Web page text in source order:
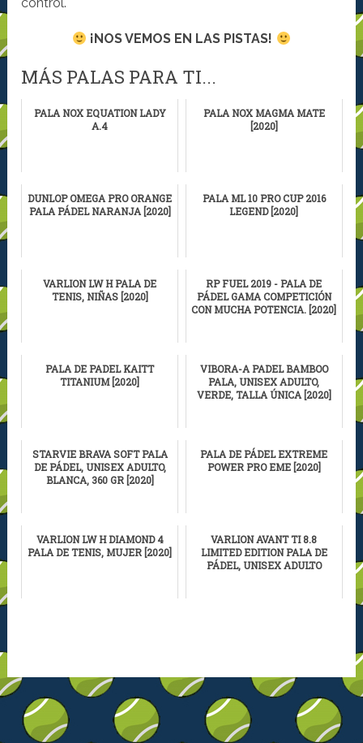
control.
¡NOS VEMOS EN LAS PISTAS!
MÁS PALAS PARA TI...
PALA NOX EQUATION LADY
A.4
PALA NOX MAGMA MATE
[2020]
DUNLOP OMEGA PRO ORANGE
PALA PÁDEL NARANJA [2020]
PALA ML 10 PRO CUP 2016
LEGEND [2020]
VARLION LW H PALA DE
TENIS, NIÑAS [2020]
RP FUEL 2019 - PALA DE
PÁDEL GAMA COMPETICIÓN
CON MUCHA POTENCIA. [2020]
PALA DE PADEL KAITT
TITANIUM [2020]
VIBORA-A PADEL BAMBOO
PALA, UNISEX ADULTO,
VERDE, TALLA ÚNICA [2020]
STARVIE BRAVA SOFT PALA
DE PÁDEL, UNISEX ADULTO,
BLANCA, 360 GR [2020]
PALA DE PÁDEL EXTREME
POWER PRO EME [2020]
VARLION LW H DIAMOND 4
PALA DE TENIS, MUJER [2020]
VARLION AVANT TI 8.8
LIMITED EDITION PALA DE
PÁDEL, UNISEX ADULTO